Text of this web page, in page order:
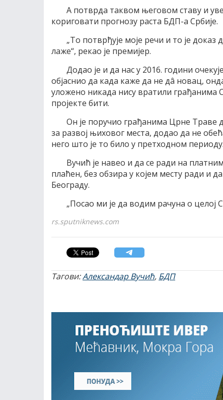
А потврда таквом његовом ставу и
кориговати прогнозу раста БДП-а Србије.
„То потврђује моје речи и то је
лаже“, рекао је премијер.
Додао је и да нас у 2016. години
објаснио да када каже да не дâ новац,
уложено никада нису вратили грађанима
пројекте бити.
Он је поручио грађанима Црне Траве
за развој њиховог места, додао да не
него што је то било у претходном периоду.
Вучић је навео и да се ради на
плаћен, без обзира у којем месту ради и
Београду.
„Посао ми је да водим рачуна о целој
rs.sputniknews.com
Тагови:Александар Вучић, БДП